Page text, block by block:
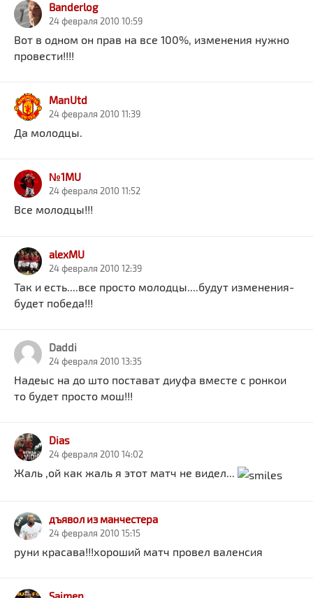
Banderlog
24 февраля 2010 10:59
Вот в одном он прав на все 100%, изменения нужно
провести!!!!
ManUtd
24 февраля 2010 11:39
Да молодцы.
№1MU
24 февраля 2010 11:52
Все молодцы!!!
alexMU
24 февраля 2010 12:39
Так и есть....все просто молодцы....будут изменения-
будет победа!!!
Daddi
24 февраля 2010 13:35
Надеыс на до што постават диуфа вместе с ронкои
то будет просто мош!!!
Dias
24 февраля 2010 14:02
Жаль ,ой как жаль я этот матч не видел...
дъявол из манчестера
24 февраля 2010 15:15
руни красава!!!хороший матч провел валенсия